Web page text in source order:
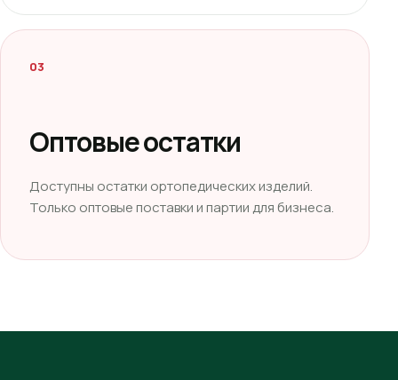
03
Оптовые остатки
Доступны остатки ортопедических изделий.
Только оптовые поставки и партии для бизнеса.